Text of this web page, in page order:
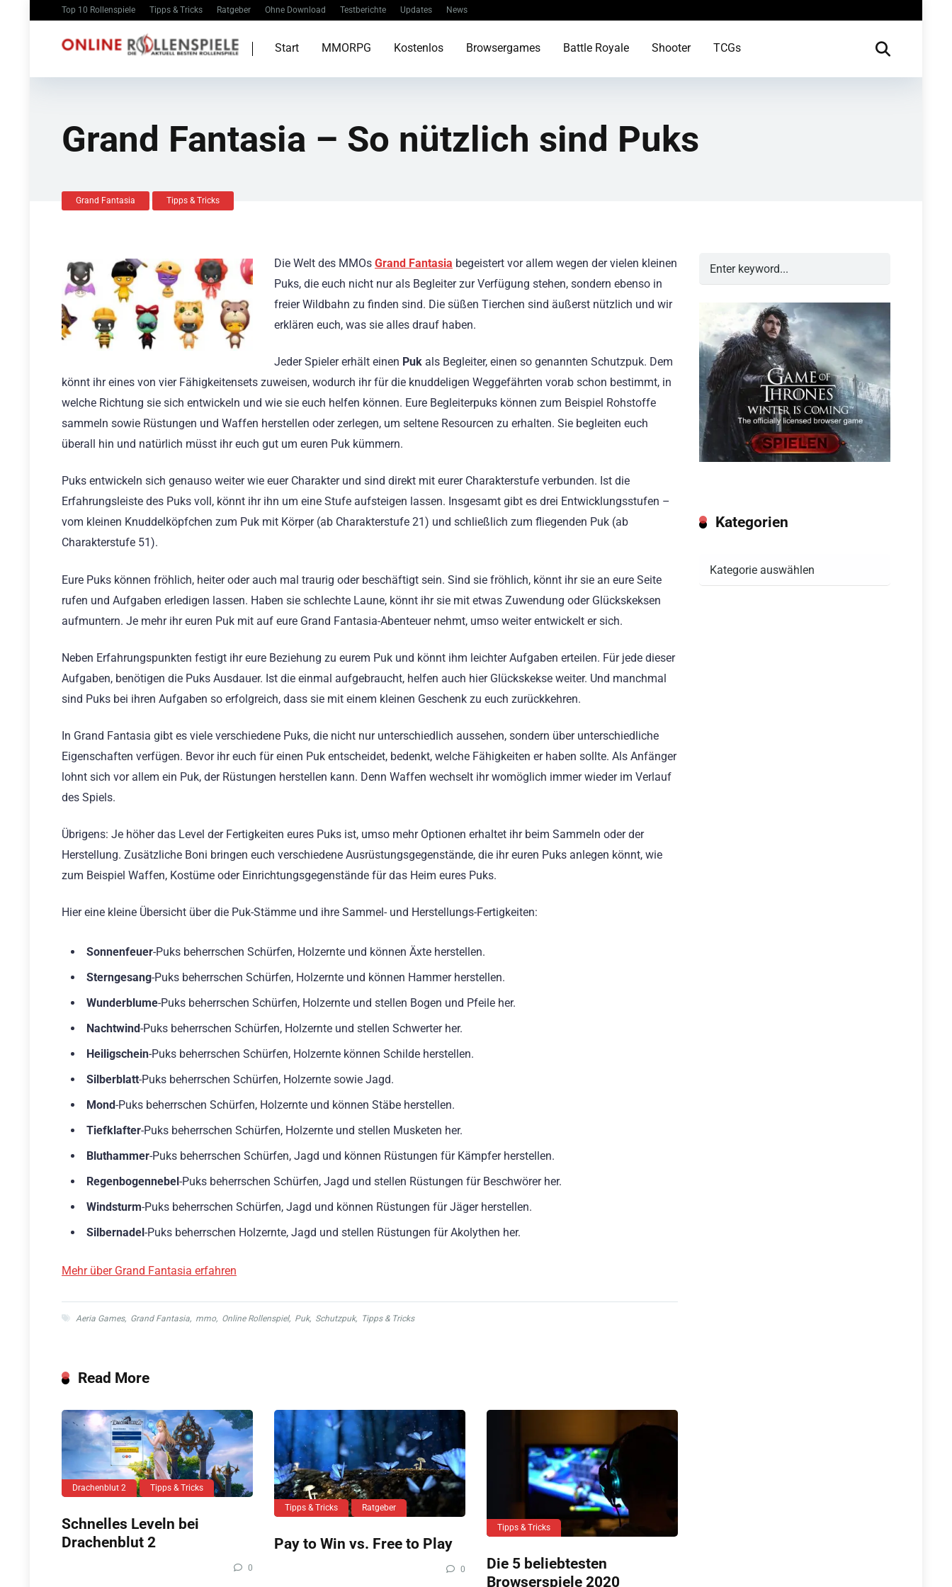
Top 10 Rollenspiele Tipps & Tricks Ratgeber Ohne Download Testberichte Updates News
Start MMORPG Kostenlos Browsergames Battle Royale Shooter TCGs
Grand Fantasia – So nützlich sind Puks
Grand Fantasia Tipps & Tricks
Die Welt des MMOs Grand Fantasia begeistert vor allem wegen der vielen kleinen
Puks, die euch nicht nur als Begleiter zur Verfügung stehen, sondern ebenso in
freier Wildbahn zu finden sind. Die süßen Tierchen sind äußerst nützlich und wir
erklären euch, was sie alles drauf haben.
Jeder Spieler erhält einen Puk als Begleiter, einen so genannten Schutzpuk. Dem
könnt ihr eines von vier Fähigkeitensets zuweisen, wodurch ihr für die knuddeligen Weggefährten vorab schon bestimmt, in
welche Richtung sie sich entwickeln und wie sie euch helfen können. Eure Begleiterpuks können zum Beispiel Rohstoffe
sammeln sowie Rüstungen und Waffen herstellen oder zerlegen, um seltene Resourcen zu erhalten. Sie begleiten euch
überall hin und natürlich müsst ihr euch gut um euren Puk kümmern.
Puks entwickeln sich genauso weiter wie euer Charakter und sind direkt mit eurer Charakterstufe verbunden. Ist die
Erfahrungsleiste des Puks voll, könnt ihr ihn um eine Stufe aufsteigen lassen. Insgesamt gibt es drei Entwicklungsstufen –
vom kleinen Knuddelköpfchen zum Puk mit Körper (ab Charakterstufe 21) und schließlich zum fliegenden Puk (ab
Charakterstufe 51).
Eure Puks können fröhlich, heiter oder auch mal traurig oder beschäftigt sein. Sind sie fröhlich, könnt ihr sie an eure Seite
rufen und Aufgaben erledigen lassen. Haben sie schlechte Laune, könnt ihr sie mit etwas Zuwendung oder Glückskeksen
aufmuntern. Je mehr ihr euren Puk mit auf eure Grand Fantasia-Abenteuer nehmt, umso weiter entwickelt er sich.
Neben Erfahrungspunkten festigt ihr eure Beziehung zu eurem Puk und könnt ihm leichter Aufgaben erteilen. Für jede dieser
Aufgaben, benötigen die Puks Ausdauer. Ist die einmal aufgebraucht, helfen auch hier Glückskekse weiter. Und manchmal
sind Puks bei ihren Aufgaben so erfolgreich, dass sie mit einem kleinen Geschenk zu euch zurückkehren.
In Grand Fantasia gibt es viele verschiedene Puks, die nicht nur unterschiedlich aussehen, sondern über unterschiedliche
Eigenschaften verfügen. Bevor ihr euch für einen Puk entscheidet, bedenkt, welche Fähigkeiten er haben sollte. Als Anfänger
lohnt sich vor allem ein Puk, der Rüstungen herstellen kann. Denn Waffen wechselt ihr womöglich immer wieder im Verlauf
des Spiels.
Übrigens: Je höher das Level der Fertigkeiten eures Puks ist, umso mehr Optionen erhaltet ihr beim Sammeln oder der
Herstellung. Zusätzliche Boni bringen euch verschiedene Ausrüstungsgegenstände, die ihr euren Puks anlegen könnt, wie
zum Beispiel Waffen, Kostüme oder Einrichtungsgegenstände für das Heim eures Puks.
Hier eine kleine Übersicht über die Puk-Stämme und ihre Sammel- und Herstellungs-Fertigkeiten:
Sonnenfeuer-Puks beherrschen Schürfen, Holzernte und können Äxte herstellen.
Sterngesang-Puks beherrschen Schürfen, Holzernte und können Hammer herstellen.
Wunderblume-Puks beherrschen Schürfen, Holzernte und stellen Bogen und Pfeile her.
Nachtwind-Puks beherrschen Schürfen, Holzernte und stellen Schwerter her.
Heiligschein-Puks beherrschen Schürfen, Holzernte können Schilde herstellen.
Silberblatt-Puks beherrschen Schürfen, Holzernte sowie Jagd.
Mond-Puks beherrschen Schürfen, Holzernte und können Stäbe herstellen.
Tiefklafter-Puks beherrschen Schürfen, Holzernte und stellen Musketen her.
Bluthammer-Puks beherrschen Schürfen, Jagd und können Rüstungen für Kämpfer herstellen.
Regenbogennebel-Puks beherrschen Schürfen, Jagd und stellen Rüstungen für Beschwörer her.
Windsturm-Puks beherrschen Schürfen, Jagd und können Rüstungen für Jäger herstellen.
Silbernadel-Puks beherrschen Holzernte, Jagd und stellen Rüstungen für Akolythen her.
Mehr über Grand Fantasia erfahren
Aeria Games, Grand Fantasia, mmo, Online Rollenspiel, Puk, Schutzpuk, Tipps & Tricks
Read More
Drachenblut 2 Tipps & Tricks
Schnelles Leveln bei
Drachenblut 2
0
Tipps & Tricks Ratgeber
Pay to Win vs. Free to Play
0
Tipps & Tricks
Die 5 beliebtesten
Browserspiele 2020
Kategorien